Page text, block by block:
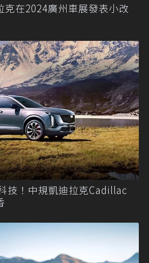
在2024廣州車展發表小改
技！中規凱迪拉克Cadillac